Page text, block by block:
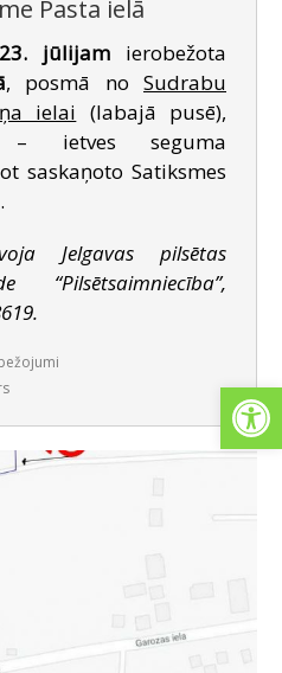
Pasta ielā
23. jūlijam ierobežota
, posmā noSudrabu
ielai (labajā pusē),
ietves seguma
saskaņoto Satiksmes
Jelgavas pilsētas
“Pilsētsaimniecība”,